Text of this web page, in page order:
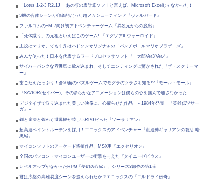
「Lotus 1-2-3 R2.1J」 あの頃の表計算ソフトと言えば、Microsoft Excelじゃなかった！
3機の合体シーンが印象的だった超メカシューティング『ヴォルガード』
ファルコムのFM-7向け初アドベンチャーゲーム『異次元からの脱出』
「死体蹴り」の元祖といえばこのゲーム! 『エグゾアII ウォーロイド』
主役はマリオ、でも中身はハドソンオリジナルの「パンチボールマリオブラザーズ」
みんな使った！日本を代表するワードプロセッサソフト『一太郎Ver3/Ver.4』
サイバーパンクな雰囲気に飲み込まれ、そしてエンディングに驚かされた『ザ・スクリーマ
ー』
歯ごたえたっぷり！全50面のパズルゲームでモグラのツラさを知る!?『モール・モール』
『SAVIOR(セイバー)』その滑らかなアニメーションは僕らの心を掴んで離さなかった……
デジタイザで取り込まれた美しい映像に、心躍らせた作品 ～1984年発売 『英雄伝説サー
ガ』～
剣と魔法と煌めく世界観が眩しいRPGだった『ソーサリアン』
超高速ペイントルーチンを採用！エニックスのアドベンチャー『創造神ギャリアンの復活 暗
黒城』
マイコンソフトのアーケード移植作品、MSX用『エクセリオン』
全国のパソコン・マイコンユーザーに衝撃を与えた『タイニーゼビウス』
レベルアップがなかったRPG『夢幻の心臓』、シリーズ3部作の第1弾
君は序盤の高難易度シーンを超えられたか？エニックスの『エルドラド伝奇』